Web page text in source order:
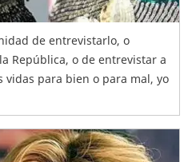
de entrevistarlo, o
República, o de entrevistar a
vidas para bien o para mal, yo